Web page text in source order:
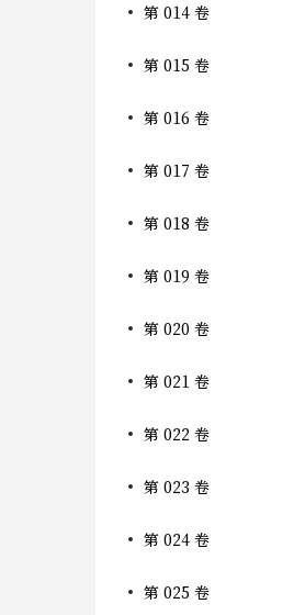
第 014 卷
第 015 卷
第 016 卷
第 017 卷
第 018 卷
第 019 卷
第 020 卷
第 021 卷
第 022 卷
第 023 卷
第 024 卷
第 025 卷